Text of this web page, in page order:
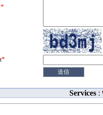
*
*
Services :